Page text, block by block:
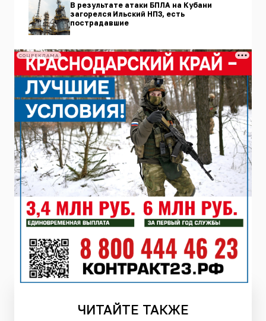
В результате атаки БПЛА на Кубани
загорелся Ильский НПЗ, есть
пострадавшие
СОЦРЕКЛАМА
ЧИТАЙТЕ ТАКЖЕ